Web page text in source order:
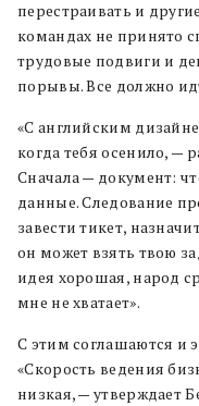
перестраивать и
командах не принято
трудовые подвиги и
порывы. Все должно
«С английским
когда тебя осенило, —
Сначала — документ:
данные. Следование
завести тикет,
он может взять твою
идея хорошая, народ
мне не хватает».
С этим соглашаются и
«Скорость ведения
низкая, — утверждает